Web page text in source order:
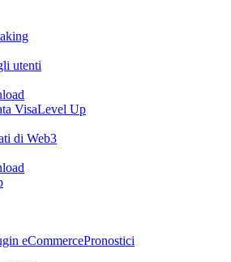
utenti
VisaLevel Up
di Web3
eCommercePronostici